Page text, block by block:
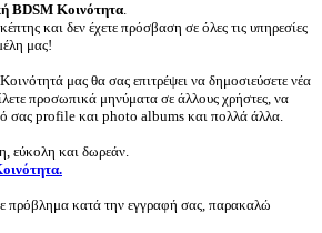
BDSM Κοινότητα.
και δεν έχετε πρόσβαση σε όλες τις υπηρεσίες
μας!
μας θα σας επιτρέψει να δημοσιεύσετε νέα
προσωπικά μηνύματα σε άλλους χρήστες, να
σας profile και photo albums και πολλά άλλα.
εύκολη και δωρεάν.
πρόβλημα κατά την εγγραφή σας, παρακαλώ